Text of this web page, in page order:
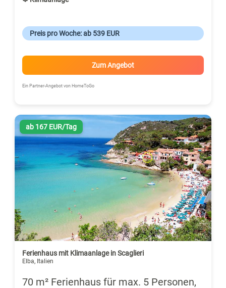
Preis pro Woche: ab 539 EUR
Zum Angebot
Ein Partner-Angebot von HomeToGo
ab 167 EUR/Tag
Ferienhaus mit Klimaanlage in Scaglieri
Elba, Italien
70 m² Ferienhaus für max. 5 Personen,